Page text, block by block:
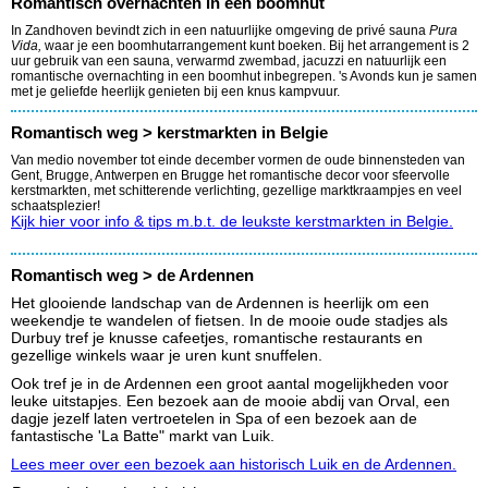
In Zandhoven bevindt zich in een natuurlijke omgeving de privé sauna Pura
Vida, waar je een boomhutarrangement kunt boeken. Bij het arrangement is 2
uur gebruik van een sauna, verwarmd zwembad, jacuzzi en natuurlijk een
romantische overnachting in een boomhut inbegrepen. 's Avonds kun je samen
met je geliefde heerlijk genieten bij een knus kampvuur.
Romantisch weg > kerstmarkten in Belgie
Van medio november tot einde december vormen de oude binnensteden van
Gent, Brugge, Antwerpen en Brugge het romantische decor voor sfeervolle
kerstmarkten, met schitterende verlichting, gezellige marktkraampjes en veel
schaatsplezier!
Kijk hier voor info & tips m.b.t. de leukste kerstmarkten in Belgie.
Romantisch weg > de Ardennen
Het glooiende landschap van de Ardennen is heerlijk om een
weekendje te wandelen of fietsen. In de mooie oude stadjes als
Durbuy tref je knusse cafeetjes, romantische restaurants en
gezellige winkels waar je uren kunt snuffelen.
Ook tref je in de Ardennen een groot aantal mogelijkheden voor
leuke uitstapjes. Een bezoek aan de mooie abdij van Orval, een
dagje jezelf laten vertroetelen in Spa of een bezoek aan de
fantastische 'La Batte" markt van Luik.
Lees meer over een bezoek aan historisch Luik en de Ardennen.